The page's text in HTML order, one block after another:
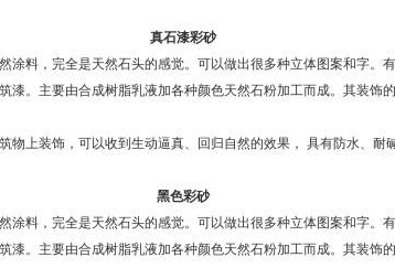
真石漆彩砂
料，完全是天然石头的感觉。可以做出很多种立体图案和字。
。主要由合成树脂乳液加各种颜色天然石粉加工而成。其装饰
上装饰，可以收到生动逼真、回归自然的效果， 具有防水、耐
黑色彩砂
料，完全是天然石头的感觉。可以做出很多种立体图案和字。
。主要由合成树脂乳液加各种颜色天然石粉加工而成。其装饰